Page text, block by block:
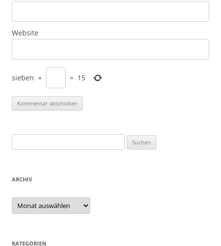
Website
sieben + = 15
nach:
ARCHIV
Archiv
KATEGORIEN